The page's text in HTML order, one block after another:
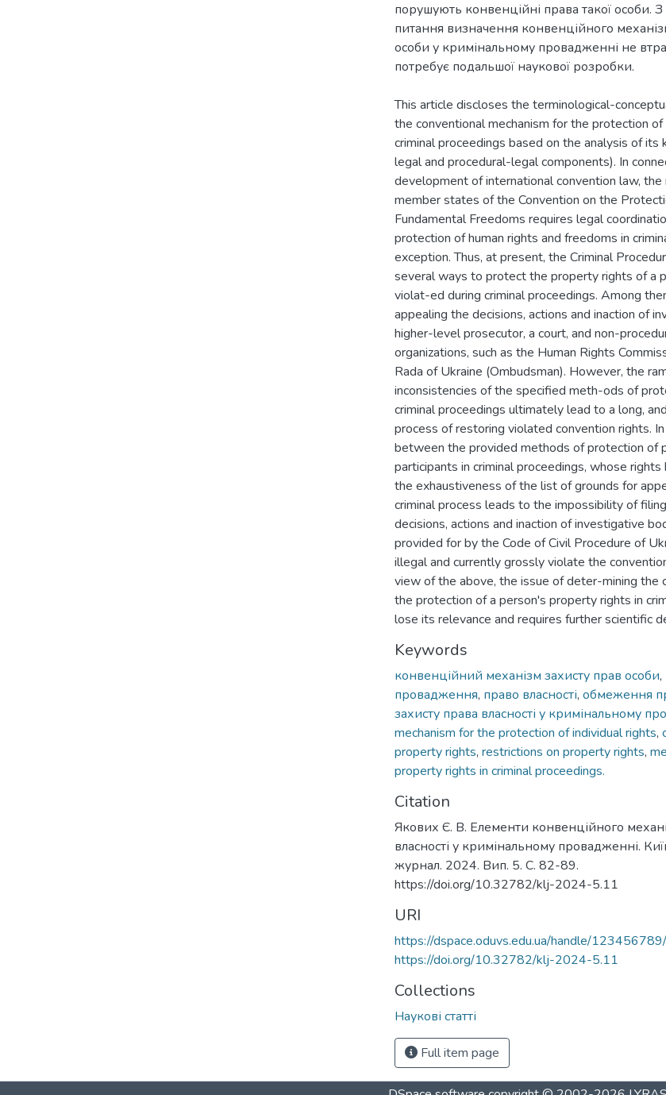
порушують конвенційні права такої особи.
питання визначення конвенційного
особи у кримінальному провадженні не
потребує подальшої наукової розробки.
This article discloses the terminological-
the conventional mechanism for the protection
criminal proceedings based on the analysis of
legal and procedural-legal components). In
development of international convention law,
member states of the Convention on the
Fundamental Freedoms requires legal
protection of human rights and freedoms in
exception. Thus, at present, the Criminal
several ways to protect the property rights of a
violat-ed during criminal proceedings. Among
appealing the decisions, actions and inaction of
higher-level prosecutor, a court, and non-
organizations, such as the Human Rights
Rada of Ukraine (Ombudsman). However, the
inconsistencies of the specified meth-ods of
criminal proceedings ultimately lead to a long,
process of restoring violated convention rights.
between the provided methods of protection of
participants in criminal proceedings, whose
the exhaustiveness of the list of grounds for
criminal process leads to the impossibility of
decisions, actions and inaction of investigative
provided for by the Code of Civil Procedure of
illegal and currently grossly violate the
view of the above, the issue of deter-mining the
the protection of a person's property rights in
lose its relevance and requires further scientific
Keywords
конвенційний механізм захисту прав особи,
провадження, право власності, обмеження
захисту права власності у кримінальному
mechanism for the protection of individual rights,
property rights, restrictions on property rights,
property rights in criminal proceedings.
Citation
Якових Є. В. Елементи конвенційного
власності у кримінальному провадженні.
журнал. 2024. Вип. 5. С. 82-89.
https://doi.org/10.32782/klj-2024-5.11
URI
https://dspace.oduvs.edu.ua/handle/
https://doi.org/10.32782/klj-2024-5.11
Collections
Наукові статті
Full item page